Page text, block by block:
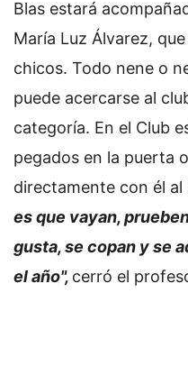
Blas estará
María Luz Álvarez,
chicos. Todo nene o
puede acercarse al
categoría. En el Club
pegados en la puerta
directamente con él
es que vayan,
gusta, se copan y se
el año", cerró el